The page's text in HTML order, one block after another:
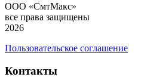
ООО «СмтМакс»
все права защищены
2026
Пользовательское соглашение
Контакты